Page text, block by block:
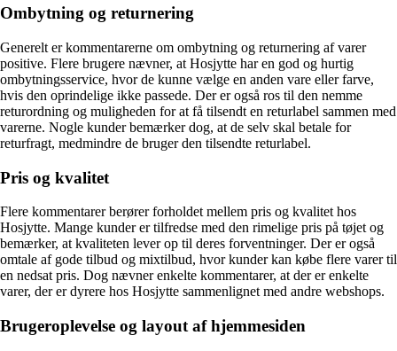
Ombytning og returnering
Generelt er kommentarerne om ombytning og returnering af varer
positive. Flere brugere nævner, at Hosjytte har en god og hurtig
ombytningsservice, hvor de kunne vælge en anden vare eller farve,
hvis den oprindelige ikke passede. Der er også ros til den nemme
returordning og muligheden for at få tilsendt en returlabel sammen med
varerne. Nogle kunder bemærker dog, at de selv skal betale for
returfragt, medmindre de bruger den tilsendte returlabel.
Pris og kvalitet
Flere kommentarer berører forholdet mellem pris og kvalitet hos
Hosjytte. Mange kunder er tilfredse med den rimelige pris på tøjet og
bemærker, at kvaliteten lever op til deres forventninger. Der er også
omtale af gode tilbud og mixtilbud, hvor kunder kan købe flere varer til
en nedsat pris. Dog nævner enkelte kommentarer, at der er enkelte
varer, der er dyrere hos Hosjytte sammenlignet med andre webshops.
Brugeroplevelse og layout af hjemmesiden